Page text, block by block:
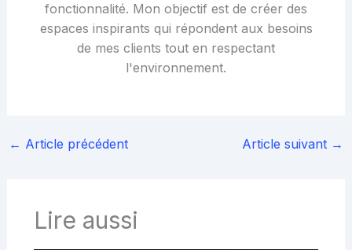
fonctionnalité. Mon objectif est de créer des
espaces inspirants qui répondent aux besoins
de mes clients tout en respectant
l'environnement.
← Article précédent Article suivant →
Lire aussi